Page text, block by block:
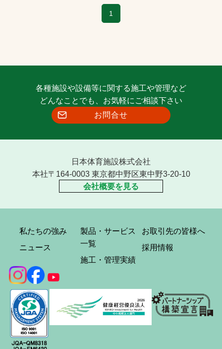
1
各種施設や設備等に関する施工や管理など
どんなことでも、お気軽にご相談下さい
お問合せ
日本体育施設株式会社
本社〒164-0003 東京都中野区東中野3-20-10
会社概要を見る
私たちの強み
ニュース
製品・サービス
一覧
施工・管理実績
お取引先の皆様へ
採用情報